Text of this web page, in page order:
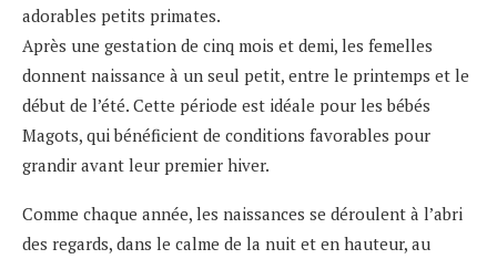
adorables petits primates.
Après une gestation de cinq mois et demi, les femelles
donnent naissance à un seul petit, entre le printemps et le
début de l’été. Cette période est idéale pour les bébés
Magots, qui bénéficient de conditions favorables pour
grandir avant leur premier hiver.
Comme chaque année, les naissances se déroulent à l’abri
des regards, dans le calme de la nuit et en hauteur, au